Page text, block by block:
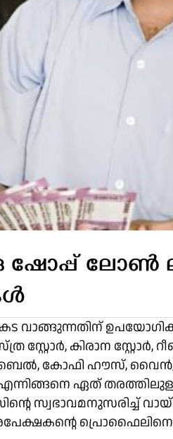
ഷോപ്പ് ലോൺ
വാങ്ങുന്നതിന്
കിരാന സ്റ്റോർ,
കോഫി ഹൗസ്, വൈൻ,
എന്നിങ്ങനെ ഏത്
സ്വഭാവമനുസരിച്ച്